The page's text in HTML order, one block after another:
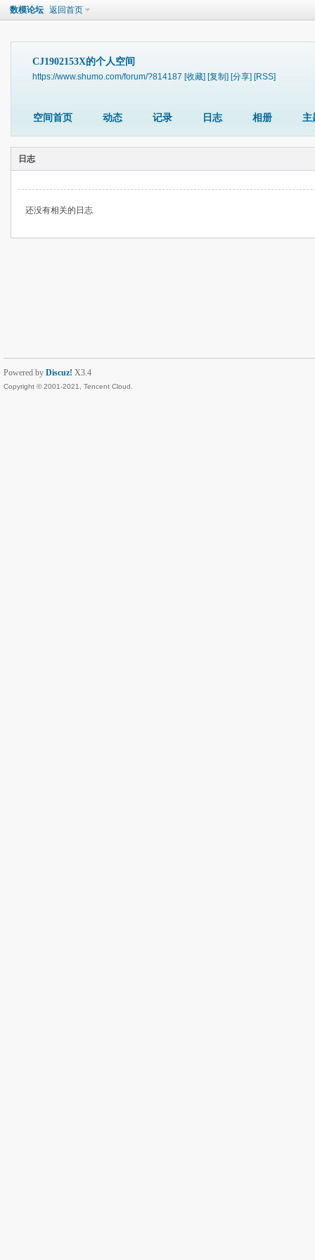
数模论坛 返回首页
CJ1902153X的个人空间
https://www.shumo.com/forum/?814187 [收藏] [复制] [分享] [RSS]
空间首页 动态 记录 日志 相册 主
日志
还没有相关的日志
Powered by Discuz! X3.4
Copyright © 2001-2021, Tencent Cloud.